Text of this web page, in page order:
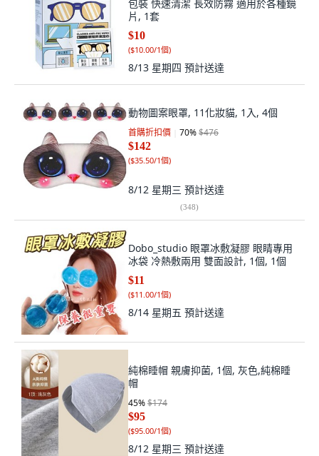
包裝 快速清潔 長效防霧 適用於各種鏡
片, 1套
$10
($10.00/1個)
8/13 星期四 預計送達
動物圖案眼罩, 11化妝貓, 1入, 4個
首購折扣價 70%$476
$142
($35.50/1個)
8/12 星期三 預計送達
(348)
Dobo_studio 眼罩冰敷凝膠 眼睛專用
冰袋 冷熱敷兩用 雙面設計, 1個, 1個
$11
($11.00/1個)
8/14 星期五 預計送達
純棉睡帽 親膚抑菌, 1個, 灰色,純棉睡
帽
45%$174
$95
($95.00/1個)
8/12 星期三 預計送達